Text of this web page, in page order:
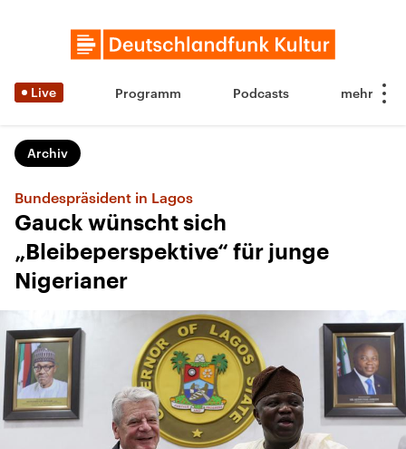
Live Programm Podcasts
Archiv
Bundespräsident in Lagos
Gauck wünscht sich
„Bleibeperspektive“ für junge
Nigerianer